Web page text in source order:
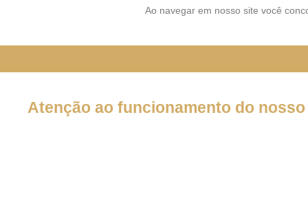
Ao navegar em nosso site você
Atenção ao funcionamento do